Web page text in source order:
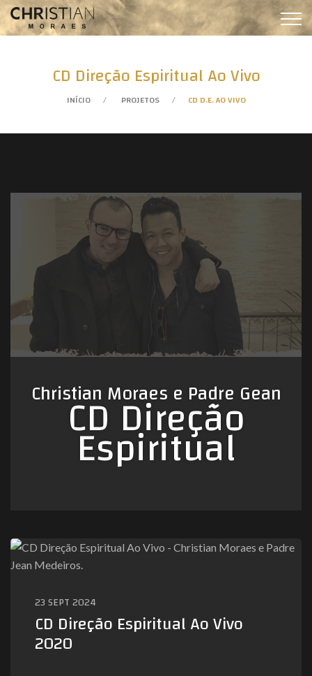
CD Direção Espiritual Ao Vivo
INÍCIO PROJETOS CD D.E. AO VIVO
Christian Moraes e Padre Gean
CD Direção
Espiritual
23 SEPT 2024
CD Direção Espiritual Ao Vivo
2020